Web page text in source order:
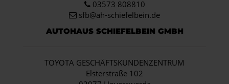
03573 808810
sfb@ah-schiefelbein.de
AUTOHAUS SCHIEFELBEIN GMBH
TOYOTA GESCHÄFTSKUNDENZENTRUM
Elsterstraße 102